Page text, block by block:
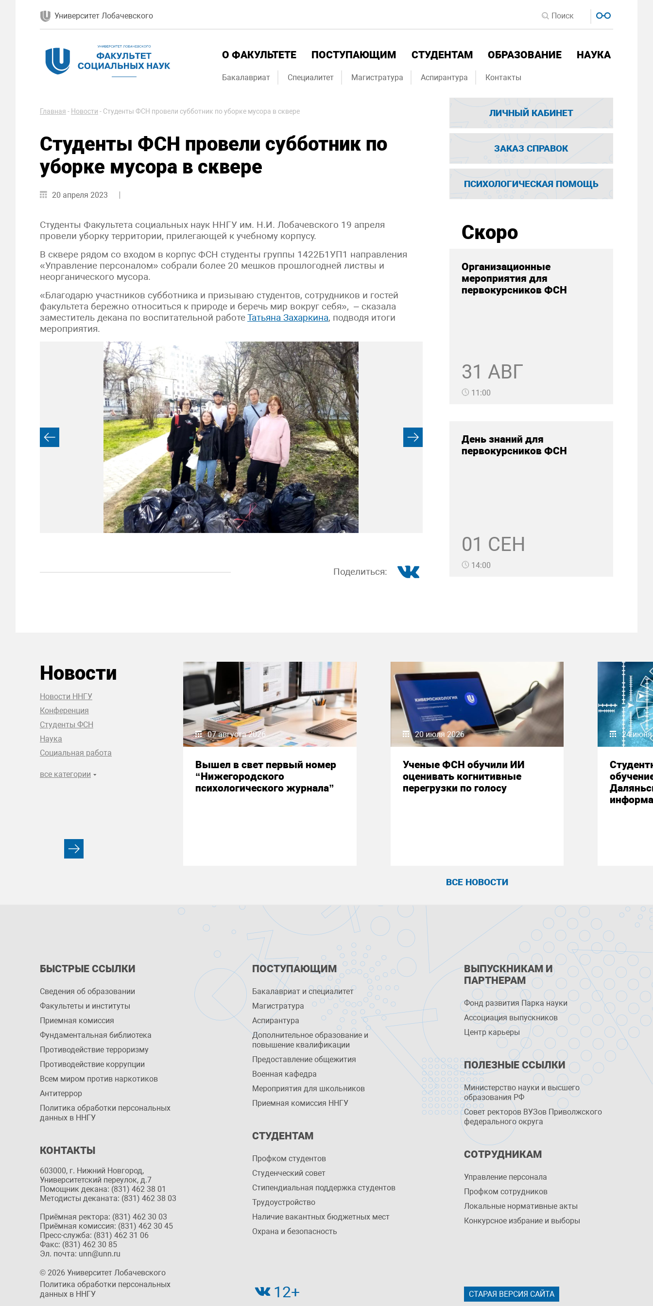
Университет Лобачевского
О ФАКУЛЬТЕТЕ ПОСТУПАЮЩИМ СТУДЕНТАМ ОБРАЗОВАНИЕ НАУКА
Бакалавриат Специалитет Магистратура Аспирантура Контакты
Главная - Новости - Студенты ФСН провели субботник по уборке мусора в сквере
Студенты ФСН провели субботник по
уборке мусора в сквере
20 апреля 2023
Студенты Факультета социальных наук ННГУ им. Н.И. Лобачевского 19 апреля
провели уборку территории, прилегающей к учебному корпусу.
В сквере рядом со входом в корпус ФСН студенты группы 1422Б1УП1 направления
«Управление персоналом» собрали более 20 мешков прошлогодней листвы и
неорганического мусора.
«Благодарю участников субботника и призываю студентов, сотрудников и гостей
факультета бережно относиться к природе и беречь мир вокруг себя», – сказала
заместитель декана по воспитательной работеТатьяна Захаркина, подводя итоги
мероприятия.
Поделиться:
ЛИЧНЫЙ КАБИНЕТ
ЗАКАЗ СПРАВОК
ПСИХОЛОГИЧЕСКАЯ ПОМОЩЬ
Скоро
Организационные
мероприятия для
первокурсников ФСН
31 АВГ
11:00
День знаний для
первокурсников ФСН
01 СЕН
14:00
Новости
Новости ННГУ
Конференция
Студенты ФСН
Наука
Социальная работа
все категории
07 августа 2026
Вышел в свет первый номер
“Нижегородского
психологического журнала”
20 июля 2026
Ученые ФСН обучили ИИ
оценивать когнитивные
перегрузки по голосу
24
ВСЕ НОВОСТИ
БЫСТРЫЕ ССЫЛКИ
Сведения об образовании
Факультеты и институты
Приемная комиссия
Фундаментальная библиотека
Противодействие терроризму
Противодействие коррупции
Всем миром против наркотиков
Антитеррор
Политика обработки персональных
данных в ННГУ
КОНТАКТЫ
603000, г. Нижний Новгород,
Университетский переулок, д.7
Помощник декана: (831) 462 38 01
Методисты деканата: (831) 462 38 03
Приёмная ректора: (831) 462 30 03
Приёмная комиссия: (831) 462 30 45
Пресс-служба: (831) 462 31 06
Факс: (831) 462 30 85
Эл. почта: unn@unn.ru
ПОСТУПАЮЩИМ
Бакалавриат и специалитет
Магистратура
Аспирантура
Дополнительное образование и
повышение квалификации
Предоставление общежития
Военная кафедра
Мероприятия для школьников
Приемная комиссия ННГУ
СТУДЕНТАМ
Профком студентов
Студенческий совет
Стипендиальная поддержка студентов
Трудоустройство
Наличие вакантных бюджетных мест
Охрана и безопасность
ВЫПУСКНИКАМ И
ПАРТНЕРАМ
Фонд развития Парка науки
Ассоциация выпускников
Центр карьеры
ПОЛЕЗНЫЕ ССЫЛКИ
Министерство науки и высшего
образования РФ
Совет ректоров ВУЗов Приволжского
федерального округа
СОТРУДНИКАМ
Управление персоналa
Профком сотрудников
Локальные нормативные акты
Конкурсное избрание и выборы
© 2026 Университет Лобачевского
Политика обработки персональных
данных в ННГУ
12+ СТАРАЯ ВЕРСИЯ САЙТА